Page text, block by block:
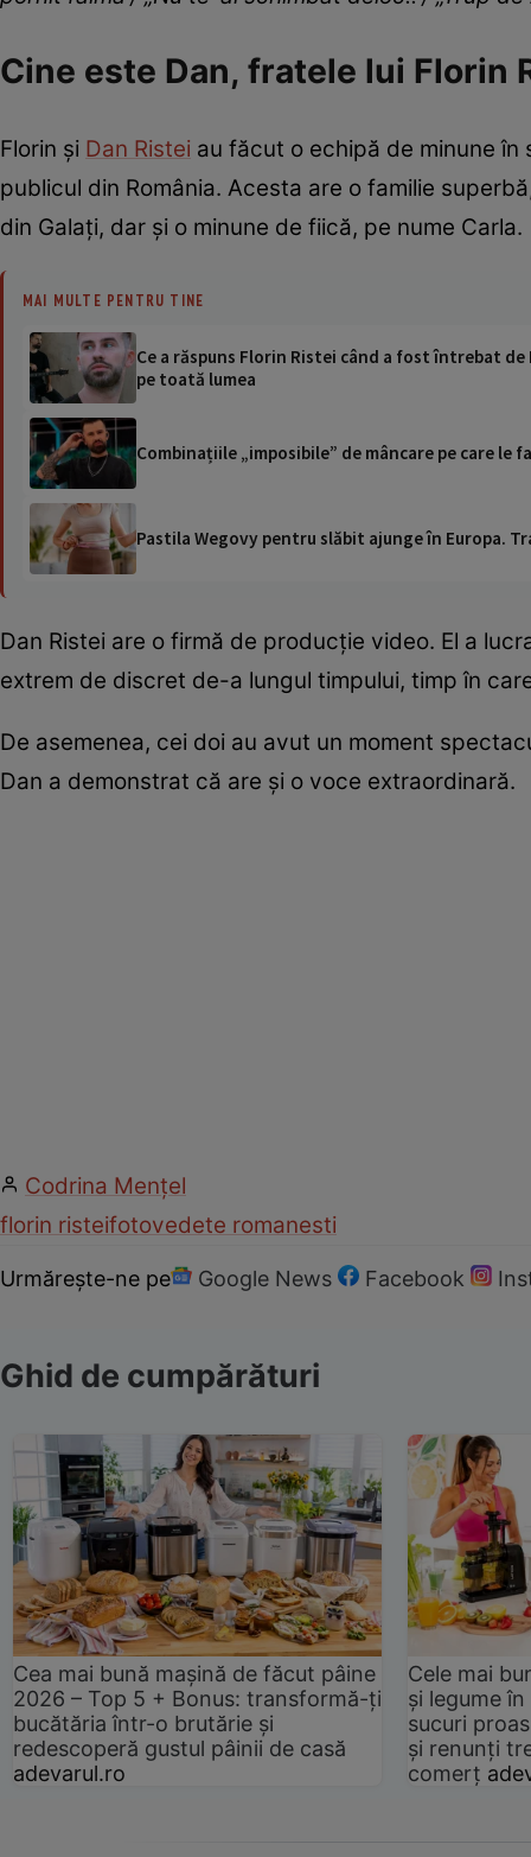
Cine este Dan, fratele lui Florin
Florin și Dan Ristei au făcut o echipă de minune
publicul din România. Acesta are o familie
din Galați, dar și o minune de fiică, pe nume Carla.
MAI MULTE PENTRU TINE
Ce a răspuns Florin Ristei când a fost întrebat
pe toată lumea
Combinațiile „imposibile” de mâncare pe care le
Pastila Wegovy pentru slăbit ajunge în Europa.
Dan Ristei are o firmă de producție video. El a
extrem de discret de-a lungul timpului, timp în
De asemenea, cei doi au avut un moment
Dan a demonstrat că are și o voce extraordinară.
Codrina Mențel
florin risteifotovedete romanesti
Urmărește-ne pe Google News Facebook
Ghid de cumpărături
Cea mai bună mașină de făcut pâine
2026 – Top 5 + Bonus: transformă-ți
bucătăria într-o brutărie și
redescoperă gustul pâinii de casă
adevarul.ro
Cele mai
și legume
sucuri
și renunți
comerț